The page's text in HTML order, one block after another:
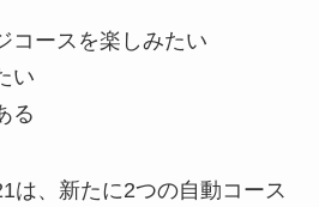
コースを楽しみたい
い
る
は、新たに2つの自動コース